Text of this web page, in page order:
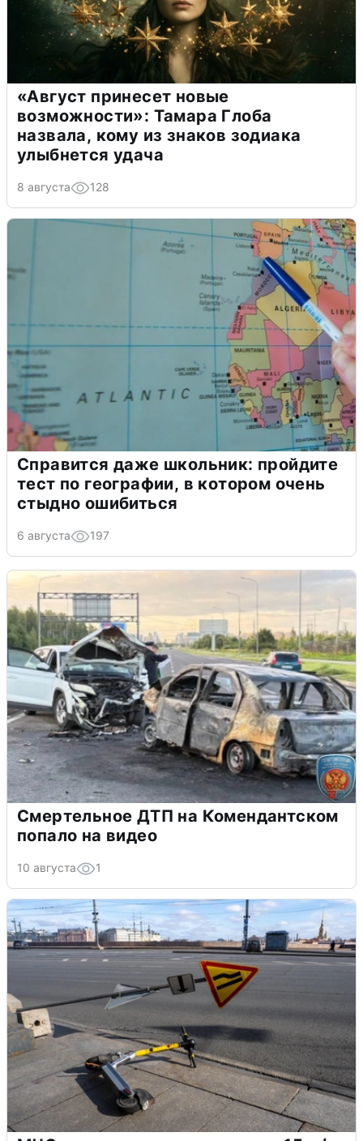
«Август принесет новые
возможности»: Тамара Глоба
назвала, кому из знаков зодиака
улыбнется удача
8 августа 128
Справится даже школьник: пройдите
тест по географии, в котором очень
стыдно ошибиться
6 августа 197
Смертельное ДТП на Комендантском
попало на видео
10 августа 1